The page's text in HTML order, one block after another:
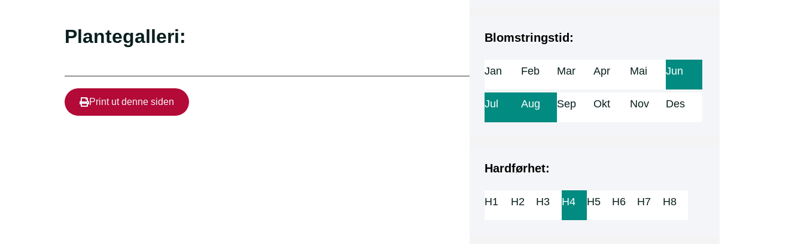
Plantegalleri:
Print ut denne siden
Blomstringstid:
Jan Feb Mar Apr Mai Jun
Jul Aug Sep Okt Nov Des
Hardførhet:
H1 H2 H3 H4 H5 H6 H7 H8